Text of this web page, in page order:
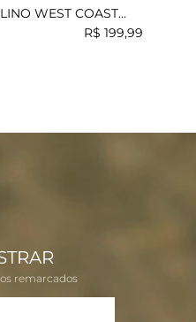
WEST COAST
R$ 199,99
remarcados